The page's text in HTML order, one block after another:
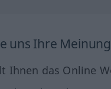
uns Ihre
Ihnen das Online